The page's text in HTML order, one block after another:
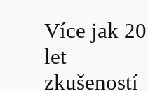
Více jak 20
let
zkušeností